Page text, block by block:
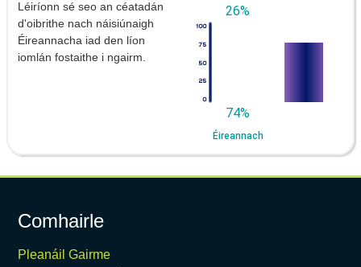
Léiríonn sé seo an céatadán
d'oibrithe nach náisiúnaigh
Éireannacha iad den líon
iomlán fostaithe i ngairm.
26%
74%
Éireannach
Comhairle
Pleanáil Gairme